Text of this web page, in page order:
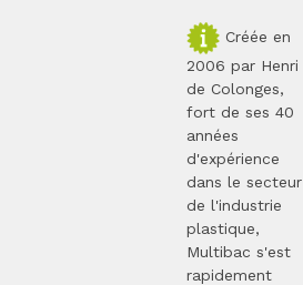
Créée en
2006 par Henri
de Colonges,
fort de ses 40
années
d'expérience
dans le secteur
de l'industrie
plastique,
Multibac s'est
rapidement